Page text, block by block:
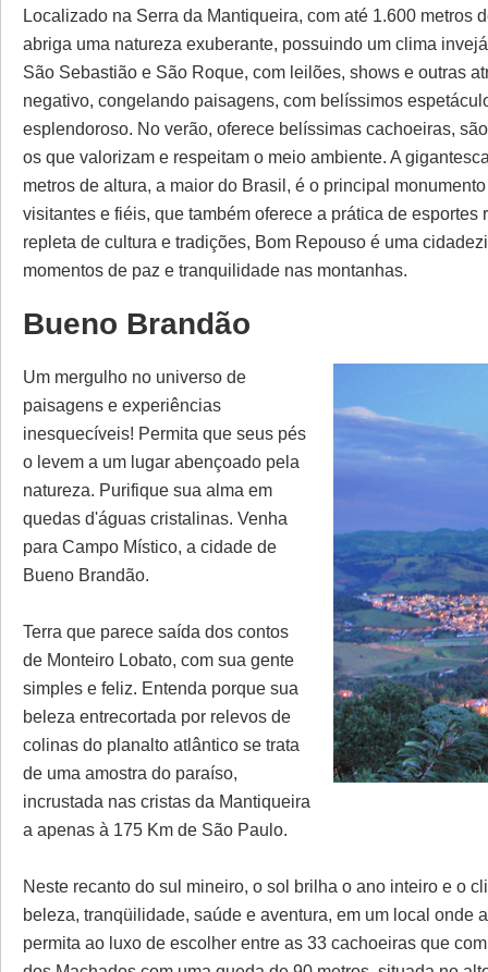
Localizado na Serra da Mantiqueira, com até 1.600 metros
abriga uma natureza exuberante, possuindo um clima
São Sebastião e São Roque, com leilões, shows e outras
negativo, congelando paisagens, com belíssimos
esplendoroso. No verão, oferece belíssimas cachoeiras,
os que valorizam e respeitam o meio ambiente. A
metros de altura, a maior do Brasil, é o principal
visitantes e fiéis, que também oferece a prática de
repleta de cultura e tradições, Bom Repouso é uma
momentos de paz e tranquilidade nas montanhas.
Bueno Brandão
Um mergulho no universo de
paisagens e experiências
inesquecíveis! Permita que seus pés
o levem a um lugar abençoado pela
natureza. Purifique sua alma em
quedas d'águas cristalinas. Venha
para Campo Místico, a cidade de
Bueno Brandão.
Terra que parece saída dos contos
de Monteiro Lobato, com sua gente
simples e feliz. Entenda porque sua
beleza entrecortada por relevos de
colinas do planalto atlântico se trata
de uma amostra do paraíso,
incrustada nas cristas da Mantiqueira
a apenas à 175 Km de São Paulo.
Neste recanto do sul mineiro, o sol brilha o ano inteiro e o
beleza, tranqüilidade, saúde e aventura, em um local onde
permita ao luxo de escolher entre as 33 cachoeiras que